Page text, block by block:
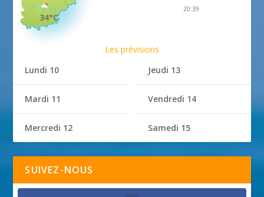
34°C
20:39
Les prévisions
Lundi 10
Mardi 11
Mercredi 12
Jeudi 13
Vendredi 14
Samedi 15
SUIVEZ-NOUS